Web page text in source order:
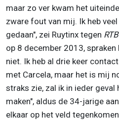
maar zo ver kwam het
zware fout van mij. Ik heb
gedaan", zei Ruytinx tegen
op 8 december 2013, spraken
niet. Ik heb al drie keer
met Carcela, maar het is mij
straks zie, zal ik in ieder
maken", aldus de 34-jarige
elkaar op het veld